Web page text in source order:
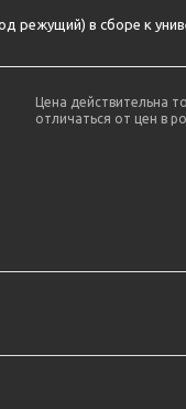
режущий) в сборе к
Цена действительна
отличаться от цен в